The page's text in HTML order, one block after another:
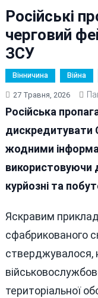
Російські
черговий
ЗСУ
Вінничина Війна
27 Травня, 2026
Російська
дискредитувати
жодними
використовуючи
курйозні та
Яскравим
сфабрикованого
стверджувалося,
територіальної